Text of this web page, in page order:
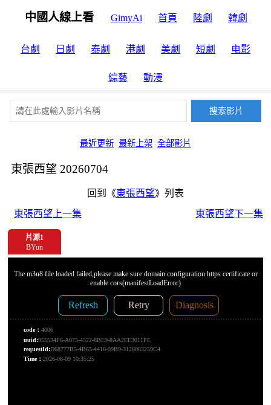
中國人線上看 GimyAi 首頁 陸劇 韓劇
台劇 日劇 泰劇 港劇 美劇 短劇 电影
綜藝 動漫
最近更新 最新上架 全部影片
東張西望 20260704
回到《東張西望》列表
東張西望上一集
東張西望下一集
片源1
BYun